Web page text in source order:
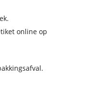
online op